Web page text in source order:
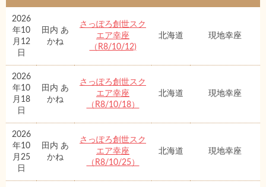
2026
年10
月12
日
田内 あ
かね
さっぽろ創世スク
エア幸座
（R8/10/12)
北海道 現地幸座
2026
年10
月18
日
田内 あ
かね
さっぽろ創世スク
エア幸座
（R8/10/18）
北海道 現地幸座
2026
年10
月25
日
田内 あ
かね
さっぽろ創世スク
エア幸座
（R8/10/25）
北海道 現地幸座